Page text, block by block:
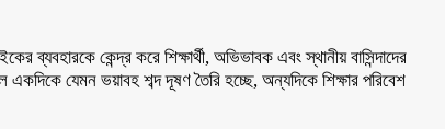
কেন্দ্র করে শিক্ষার্থী, অভিভাবক এবং স্থানীয় বাসিন্দাদের
একদিকে যেমন ভয়াবহ শব্দ দূষণ তৈরি হচ্ছে, অন্যদিকে শিক্ষার পরিবেশ